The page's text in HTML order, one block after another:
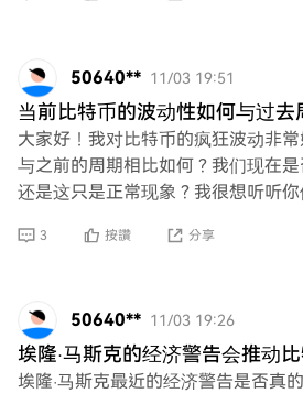
50640** 11/03 19:51
当前比特币的波动性如何与过去
大家好！我对比特币的疯狂波动非
与之前的周期相比如何？我们现在是
还是这只是正常现象？我很想听听
3 按讚 分享
50640** 11/03 19:26
埃隆·马斯克的经济警告会推动
埃隆·马斯克最近的经济警告是否真